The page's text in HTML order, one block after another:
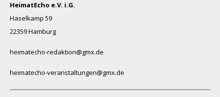
HeimatEcho e.V. i.G.
Haselkamp 59
22359 Hamburg
heimatecho-redaktion@gmx.de
heimatecho-veranstaltungen@gmx.de